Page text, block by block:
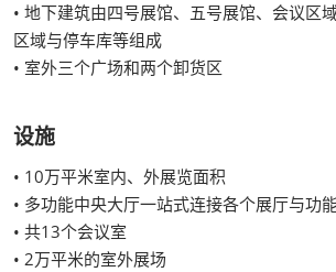
• 地下建筑由四号展馆、五号展馆、会议区
区域与停车库等组成
• 室外三个广场和两个卸货区
设施
• 10万平米室内、外展览面积
• 多功能中央大厅一站式连接各个展厅与功
• 共13个会议室
• 2万平米的室外展场